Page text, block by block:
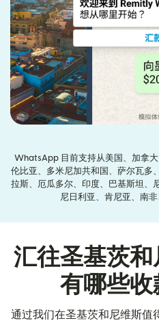
WhatsApp 目前支持从美国、加拿
伦比亚、多米尼加共和国、萨尔瓦多
拉斯、厄瓜多尔、印度、巴基斯坦、
尼日利亚、肯尼亚、南
汇往圣基茨
有哪些收
通过我们在圣基茨和尼维斯值